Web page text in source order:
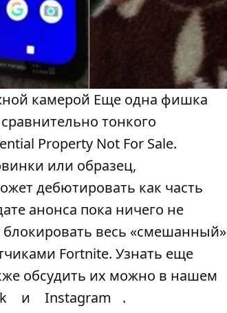
камерой Еще одна фишка
тонкого
Property Not For Sale.
или образец,
дебютировать как часть
анонса пока ничего не
блокировать весь «смешанный»
Fortnite. Узнать еще
обсудить их можно в нашем
и Instagram .